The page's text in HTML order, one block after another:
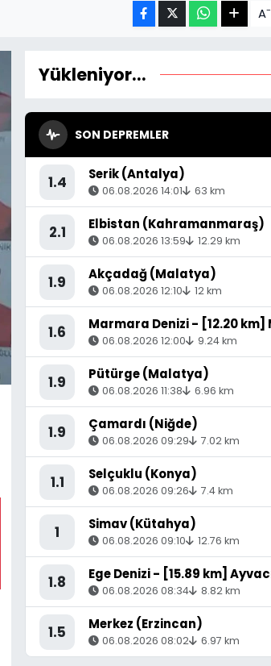
A-
Yükleniyor...
SON DEPREMLER
1.4 Serik (Antalya)
06.08.2026 14:01 63 km
2.1 Elbistan (Kahramanmaraş)
06.08.2026 13:59 12.29 km
1.9 Akçadağ (Malatya)
06.08.2026 12:10 12 km
1.6 06.08.2026 12:00 9.24 km
1.9 Pütürge (Malatya)
06.08.2026 11:38 6.96 km
1.9 Çamardı (Niğde)
06.08.2026 09:29 7.02 km
1.1 Selçuklu (Konya)
06.08.2026 09:26 7.4 km
1 Simav (Kütahya)
06.08.2026 09:10 12.76 km
1.8 06.08.2026 08:34 8.82 km
1.5 Merkez (Erzincan)
06.08.2026 08:02 6.97 km